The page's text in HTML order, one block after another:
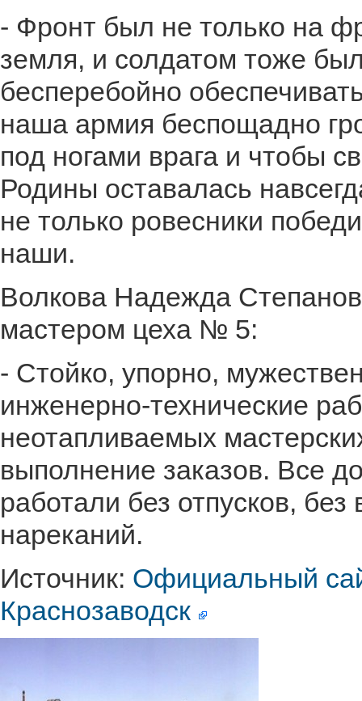
- Фронт был не только на
земля, и солдатом тоже
бесперебойно
наша армия беспощадно
под ногами врага и чтобы
Родины оставалась
не только ровесники
наши.
Волкова Надежда
мастером цеха № 5:
- Стойко, упорно,
инженерно-технические
неотапливаемых
выполнение заказов. Все
работали без отпусков,
нареканий.
Источник: Официальный
Краснозаводск